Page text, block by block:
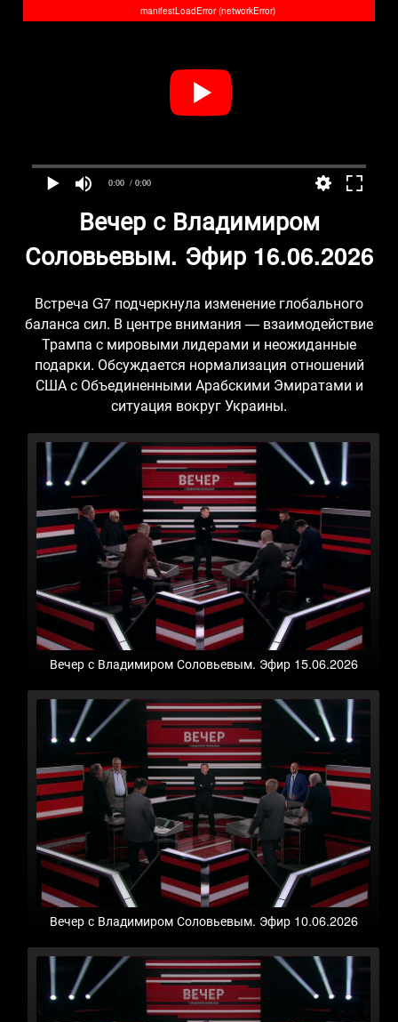
0:00 / 0:00
manifestLoadError (networkError)
Вечер с Владимиром
Соловьевым. Эфир 16.06.2026
Встреча G7 подчеркнула изменение глобального
баланса сил. В центре внимания — взаимодействие
Трампа с мировыми лидерами и неожиданные
подарки. Обсуждается нормализация отношений
США с Объединенными Арабскими Эмиратами и
ситуация вокруг Украины.
Вечер с Владимиром Соловьевым. Эфир 15.06.2026
Вечер с Владимиром Соловьевым. Эфир 10.06.2026